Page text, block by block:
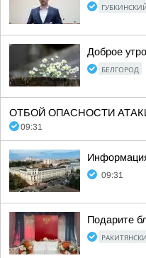
Доброе
БЕЛГОРОД
ОТБОЙ ОПАСНОСТИ АТАКИ
09:31
09:31
Подарите